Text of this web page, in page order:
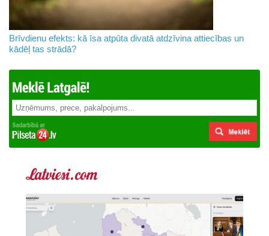
Brīvdienu efekts: kā īsa atpūta divatā atdzīvina attiecības un
kādēļ tas strādā?